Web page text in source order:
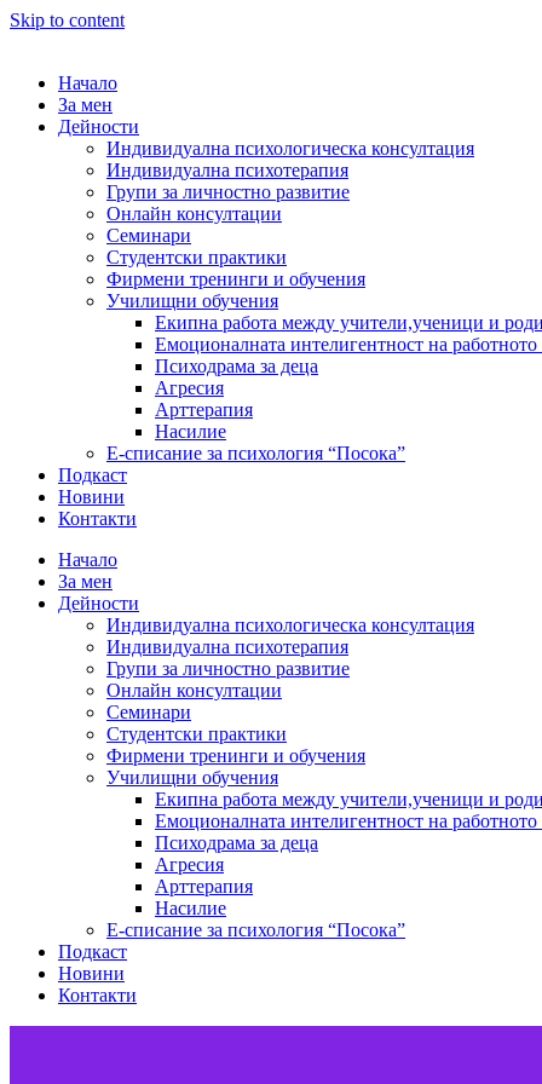
Skip to content
Начало
За мен
Дейности
Индивидуална психологическа консултация
Индивидуална психотерапия
Групи за личностно развитие
Онлайн консултации
Семинари
Студентски практики
Фирмени тренинги и обучения
Училищни обучения
Екипна работа между учители,ученици и
Емоционалната интелигентност на работното
Психодрама за деца
Агресия
Арттерапия
Насилие
Е-списание за психология “Посока”
Подкаст
Новини
Контакти
Начало
За мен
Дейности
Индивидуална психологическа консултация
Индивидуална психотерапия
Групи за личностно развитие
Онлайн консултации
Семинари
Студентски практики
Фирмени тренинги и обучения
Училищни обучения
Екипна работа между учители,ученици и
Емоционалната интелигентност на работното
Психодрама за деца
Агресия
Арттерапия
Насилие
Е-списание за психология “Посока”
Подкаст
Новини
Контакти